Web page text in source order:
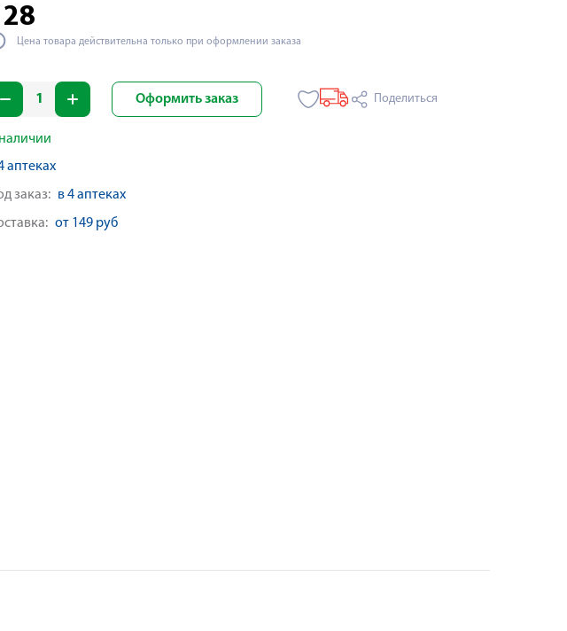
Цена товара действительна только при оформлении заказа
Оформить заказ Поделиться
аптеках
заказ: в 4 аптеках
от 149 руб